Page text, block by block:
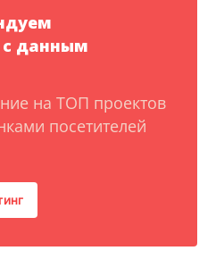
с данным
на ТОП проектов
посетителей